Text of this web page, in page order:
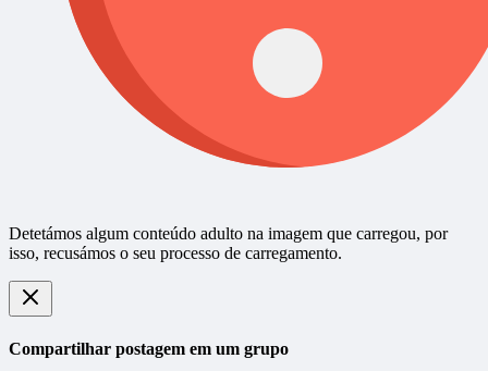
Detetámos algum conteúdo adulto na imagem que carregou, por
isso, recusámos o seu processo de carregamento.
Compartilhar postagem em um grupo